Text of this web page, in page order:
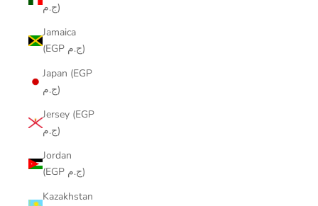
ج.م)
Jamaica
(EGP ج.م)
Japan (EGP
ج.م)
Jersey (EGP
ج.م)
Jordan
(EGP ج.م)
Kazakhstan